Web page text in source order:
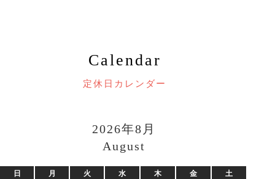
Calendar
定休日カレンダー
2026年8月
August
日 月 火 水 木 金
土